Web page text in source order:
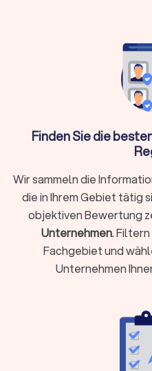
Wann brauche ich
Nicht in jeder Situation ist ein
erforderlich. Für einfache
ohne Zusatzeinkünfte reicht
ein Lohnsteuerhilfeverein.
besonders, wenn Sie:
Unternehmen führen
Einkünfte aus Vermietung,
Einkunftsarten haben
Komplexe steuerliche
Auslandseinkünfte,
Laufende Buchhaltung,
Steueroptimierung und
Als Faustregel gilt: Wenn die
Zeitersparnis die Kosten
Finden Sie die
Wir sammeln die
die in Ihrem Gebiet tätig
objektiven Bewertung
Unternehmen.
Fachgebiet und
Unternehmen